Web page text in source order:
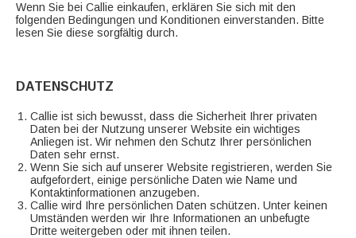
Wenn Sie bei Callie einkaufen, erklären Sie sich mit den
folgenden Bedingungen und Konditionen einverstanden. Bitte
lesen Sie diese sorgfältig durch.
DATENSCHUTZ
Callie ist sich bewusst, dass die Sicherheit Ihrer privaten
Daten bei der Nutzung unserer Website ein wichtiges
Anliegen ist. Wir nehmen den Schutz Ihrer persönlichen
Daten sehr ernst.
Wenn Sie sich auf unserer Website registrieren, werden Sie
aufgefordert, einige persönliche Daten wie Name und
Kontaktinformationen anzugeben.
Callie wird Ihre persönlichen Daten schützen. Unter keinen
Umständen werden wir Ihre Informationen an unbefugte
Dritte weitergeben oder mit ihnen teilen.